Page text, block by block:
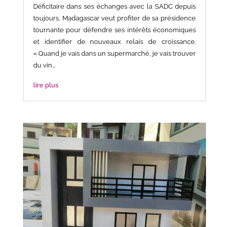
Déficitaire dans ses échanges avec la SADC depuis
toujours, Madagascar veut profiter de sa présidence
tournante pour défendre ses intérêts économiques
et identifier de nouveaux relais de croissance.
« Quand je vais dans un supermarché, je vais trouver
du vin...
lire plus